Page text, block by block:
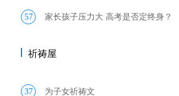
57 家长孩子压力大 高考是否定终身？
祈祷屋
37 为子女祈祷文